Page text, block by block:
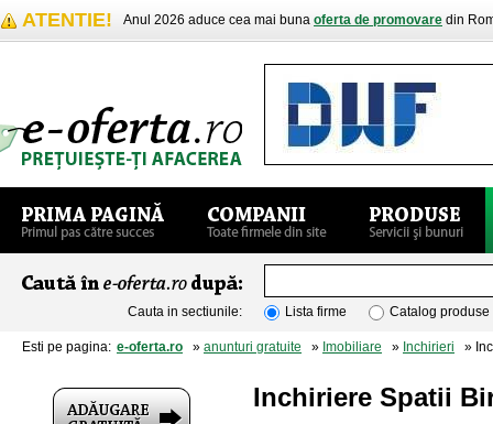
ATENTIE! Anul 2026 aduce cea mai buna oferta de promovare din
Cauta in sectiunile: Lista firme Catalog produse
Esti pe pagina: e-oferta.ro » anunturi gratuite » Imobiliare » Inchirieri »
Inchiriere Spatii